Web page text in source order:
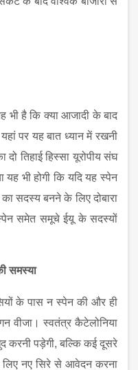
भी है कि क्‍या आजादी के बाद
पर यह बात ध्‍यान में रखनी
दो तिहाई हिस्सा यूरोपीय संघ
भी होगी कि यदि यह स्पेन
सदस्य बनने के लिए दोबारा
समेत समूचे ईयू के सदस्यों
समस्‍या
के पास न स्पेन की और ही
वीजा। स्वतंत्र कैटेलोनिया
करनी पड़ेगी, बल्कि कई दूसरे
लिए नए सिरे से आवेदन करना